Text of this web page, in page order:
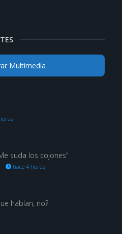
Multimedia
suda los cojones"
· hace 4 horas
hablan, no?